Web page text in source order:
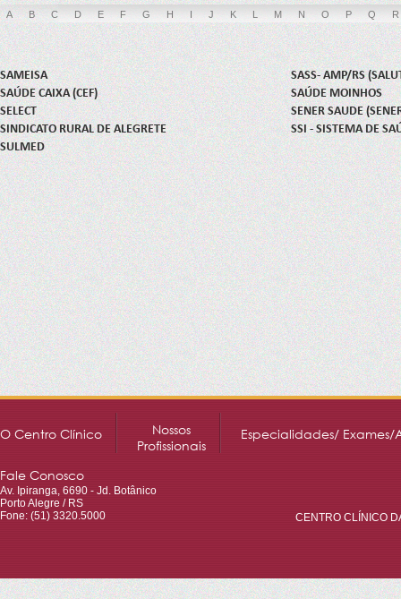
A B C D E F G H I J K L M N O P Q R
SAMEISA
SASS- AMP/RS
SAÚDE CAIXA (CEF)
SAÚDE MOINHOS
SELECT
SENER SAUDE
SINDICATO RURAL DE ALEGRETE
SSI - SISTEMA DE
SULMED
O Centro Clínico
Nossos
Profissionais
Especialidades/ Exames/
Fale Conosco
Av. Ipiranga, 6690 - Jd. Botânico
Porto Alegre / RS
Fone: (51) 3320.5000
CENTRO CLÍNICO